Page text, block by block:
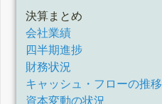
決算まとめ
会社業績
四半期進捗
財務状況
キャッシュ・フローの推移
資本変動の状況